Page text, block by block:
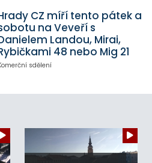
CZ míří tento pátek a
na Veveří s
Landou, Mirai,
48 nebo Mig 21
sdělení